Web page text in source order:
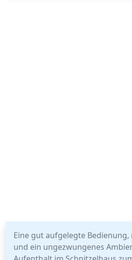
Eine gut aufgelegte Bedienung,
und ein ungezwungenes